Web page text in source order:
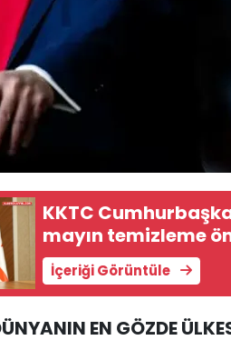
KKTC
mayın temizleme
İçeriği Görüntüle
EN GÖZDE